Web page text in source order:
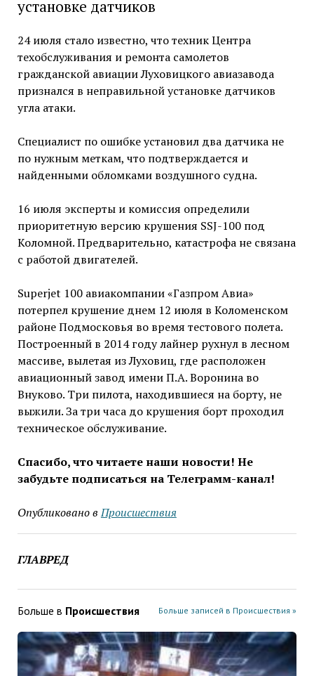
установке датчиков
24 июля стало известно, что техник Центра
техобслуживания и ремонта самолетов
гражданской авиации Луховицкого авиазавода
признался в неправильной установке датчиков
угла атаки.
Специалист по ошибке установил два датчика не
по нужным меткам, что подтверждается и
найденными обломками воздушного судна.
16 июля эксперты и комиссия определили
приоритетную версию крушения SSJ-100 под
Коломной. Предварительно, катастрофа не связана
с работой двигателей.
Superjet 100 авиакомпании «Газпром Авиа»
потерпел крушение днем 12 июля в Коломенском
районе Подмосковья во время тестового полета.
Построенный в 2014 году лайнер рухнул в лесном
массиве, вылетая из Луховиц, где расположен
авиационный завод имени П.А. Воронина во
Внуково. Три пилота, находившиеся на борту, не
выжили. За три часа до крушения борт проходил
техническое обслуживание.
Спасибо, что читаете наши новости! Не
забудьте подписаться на Телеграмм-канал!
Опубликовано в Проиcшествия
ГЛАВРЕД
Больше в Проиcшествия Больше записей в Проиcшествия »